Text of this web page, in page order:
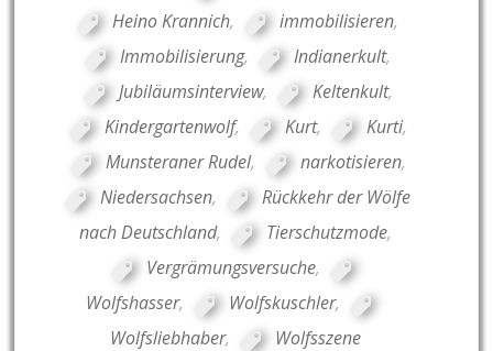
Heino Krannich, immobilisieren,
Immobilisierung, Indianerkult,
Jubiläumsinterview, Keltenkult,
Kindergartenwolf, Kurt, Kurti,
Munsteraner Rudel, narkotisieren,
Niedersachsen,
Rückkehr der Wölfe
nach Deutschland, Tierschutzmode,
Vergrämungsversuche,
Wolfshasser, Wolfskuschler,
Wolfsliebhaber, Wolfsszene